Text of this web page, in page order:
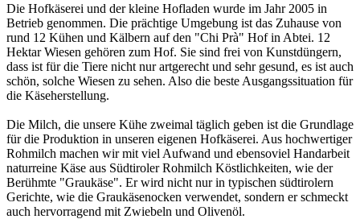
Die Hofkäserei und der kleine Hofladen wurde im Jahr 2005 in
Betrieb genommen. Die prächtige Umgebung ist das Zuhause von
rund 12 Kühen und Kälbern auf den "Chi Prà" Hof in Abtei. 12
Hektar Wiesen gehören zum Hof. Sie sind frei von Kunstdüngern,
dass ist für die Tiere nicht nur artgerecht und sehr gesund, es ist auch
schön, solche Wiesen zu sehen. Also die beste Ausgangssituation für
die Käseherstellung.
Die Milch, die unsere Kühe zweimal täglich geben ist die Grundlage
für die Produktion in unseren eigenen Hofkäserei. Aus hochwertiger
Rohmilch machen wir mit viel Aufwand und ebensoviel Handarbeit
naturreine Käse aus Südtiroler Rohmilch Köstlichkeiten, wie der
Berühmte "Graukäse". Er wird nicht nur in typischen südtirolern
Gerichte, wie die Graukäsenocken verwendet, sondern er schmeckt
auch hervorragend mit Zwiebeln und Olivenöl.